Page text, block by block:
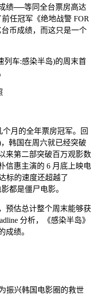
绩──等同全台票房高达
任冠军《绝地战警 FOR
台币成绩，而这只是一个
列车:感染半岛)的周末首
个月的全年票房冠军。回
韩国在周六就已经突破
来第二部突破百万观影数
信惠主演的 6 月底上映电
标的速度还超越了
都是僵尸电影。
预估总计整个周末能够获
分析，《感染半岛》
成绩。
振兴韩国电影圈的救世